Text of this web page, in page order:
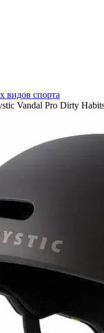
спорта
Vandal Pro Dirty